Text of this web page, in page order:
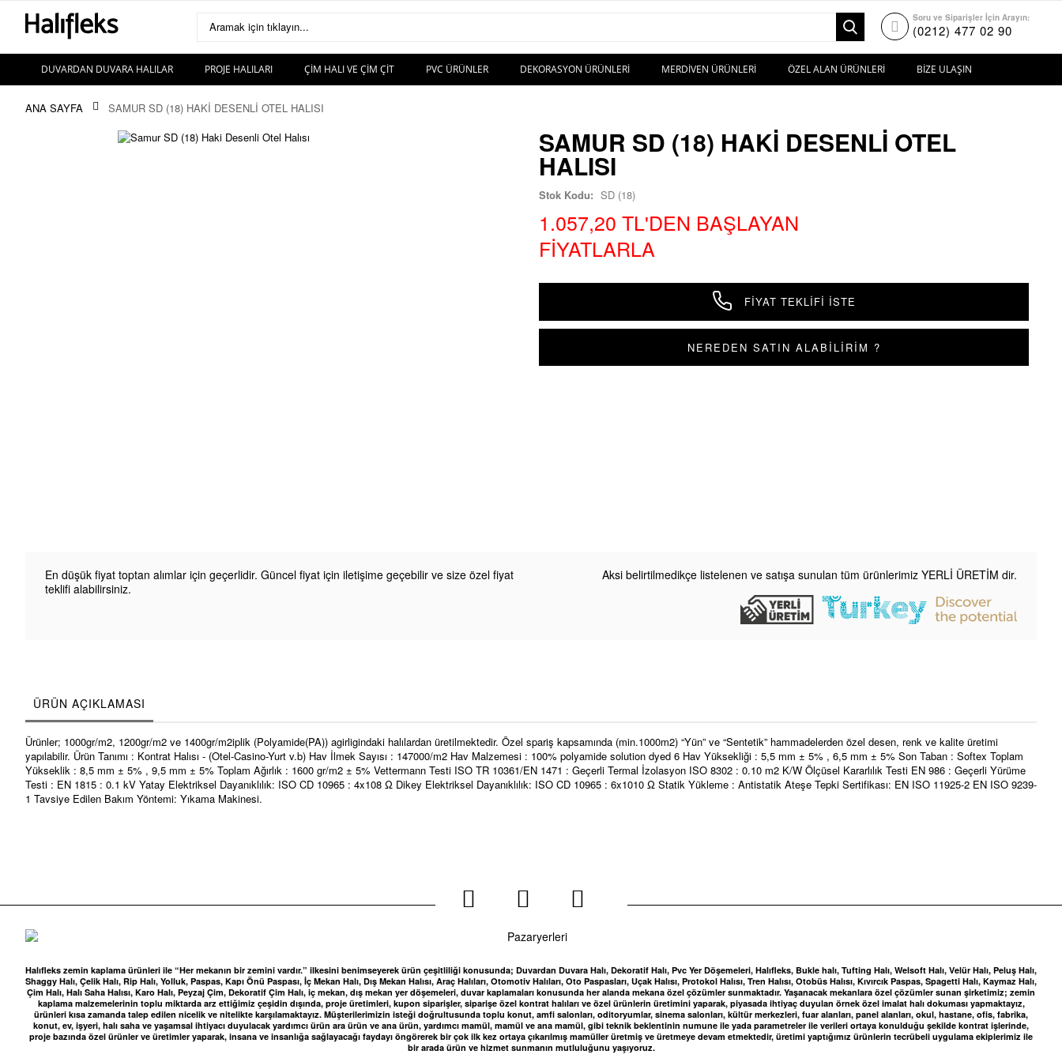
Aramak için tıklayın...
Soru ve Siparişler İçin Arayın:
(0212) 477 02 90
DUVARDAN DUVARA HALILAR PROJE HALILARI ÇIM HALI VE ÇIM ÇIT PVC ÜRÜNLER DEKORASYON ÜRÜNLERI MERDIVEN ÜRÜNLERI ÖZEL ALAN ÜRÜNLERI BIZE ULAŞIN
ANA SAYFA SAMUR SD (18) HAKI DESENLI OTEL HALISI
SAMUR SD (18) HAKI DESENLI OTEL
HALISI
Stok Kodu: SD (18)
1.057,20 TL'DEN BAŞLAYAN
FIYATLARLA
FIYAT TEKLIFI İSTE
NEREDEN SATIN ALABİLİRİM ?
En düşük fiyat toptan alımlar için geçerlidir. Güncel fiyat için iletişime geçebilir ve size özel fiyat
teklifi alabilirsiniz.
Aksi belirtilmedikçe listelenen ve satışa sunulan tüm ürünlerimiz YERLİ ÜRETİM dir.
ÜRÜN AÇIKLAMASI
Ürünler; 1000gr/m2, 1200gr/m2 ve 1400gr/m2iplik (Polyamide(PA)) agirligindaki halılardan üretilmektedir. Özel spariş kapsamında (min.1000m2) “Yün” ve “Sentetik” hammadelerden özel desen, renk ve kalite üretimi
yapılabilir. Ürün Tanımı : Kontrat Halısı - (Otel-Casino-Yurt v.b) Hav İlmek Sayısı : 147000/m2 Hav Malzemesi : 100% polyamide solution dyed 6 Hav Yüksekliği : 5,5 mm ± 5% , 6,5 mm ± 5% Son Taban : Softex Toplam
Yükseklik : 8,5 mm ± 5% , 9,5 mm ± 5% Toplam Ağırlık : 1600 gr/m2 ± 5% Vettermann Testi ISO TR 10361/EN 1471 : Geçerli Termal İzolasyon ISO 8302 : 0.10 m2 K/W Ölçüsel Kararlılık Testi EN 986 : Geçerli Yürüme
Testi : EN 1815 : 0.1 kV Yatay Elektriksel Dayanıklılık: ISO CD 10965 : 4x108 Ω Dikey Elektriksel Dayanıklılık: ISO CD 10965 : 6x1010 Ω Statik Yükleme : Antistatik Ateşe Tepki Sertifikası: EN ISO 11925-2 EN ISO 9239-
1 Tavsiye Edilen Bakım Yöntemi: Yıkama Makinesi.
Halıfleks zemin kaplama ürünleri ile “Her mekanın bir zemini vardır.” ilkesini benimseyerek ürün çeşitliliği konusunda; Duvardan Duvara Halı, Dekoratif Halı, Pvc Yer Döşemeleri, Halıfleks, Bukle halı, Tufting Halı, Welsoft Halı, Velür Halı, Peluş Halı,
Shaggy Halı, Çelik Halı, Rip Halı, Yolluk, Paspas, Kapı Önü Paspası, İç Mekan Halı, Dış Mekan Halısı, Araç Halıları, Otomotiv Halıları, Oto Paspasları, Uçak Halısı, Protokol Halısı, Tren Halısı, Otobüs Halısı, Kıvırcık Paspas, Spagetti Halı, Kaymaz Halı,
Çim Halı, Halı Saha Halısı, Karo Halı, Peyzaj Çim, Dekoratif Çim Halı, iç mekan, dış mekan yer döşemeleri, duvar kaplamaları konusunda her alanda mekana özel çözümler sunmaktadır. Yaşanacak mekanlara özel çözümler sunan şirketimiz; zemin
kaplama malzemelerinin toplu miktarda arz ettiğimiz çeşidin dışında, proje üretimleri, kupon siparişler, siparişe özel kontrat halıları ve özel ürünlerin üretimini yaparak, piyasada ihtiyaç duyulan örnek özel imalat halı dokuması yapmaktayız,
ürünleri kısa zamanda talep edilen nicelik ve nitelikte karşılamaktayız. Müşterilerimizin isteği doğrultusunda toplu konut, amfi salonları, oditoryumlar, sinema salonları, kültür merkezleri, fuar alanları, panel alanları, okul, hastane, ofis, fabrika,
konut, ev, işyeri, halı saha ve yaşamsal ihtiyacı duyulacak yardımcı ürün ara ürün ve ana ürün, yardımcı mamül, mamül ve ana mamül, gibi teknik beklentinin numune ile yada parametreler ile verileri ortaya konulduğu şekilde kontrat işlerinde,
proje bazında özel ürünler ve üretimler yaparak, insana ve insanlığa sağlayacağı faydayı öngörerek bir çok ilk kez ortaya çıkarılmış mamüller üretmiş ve üretmeye devam etmektedir, üretimi yaptığımız ürünlerin tecrübeli uygulama ekiplerimiz ile
bir arada ürün ve hizmet sunmanın mutluluğunu yaşıyoruz.